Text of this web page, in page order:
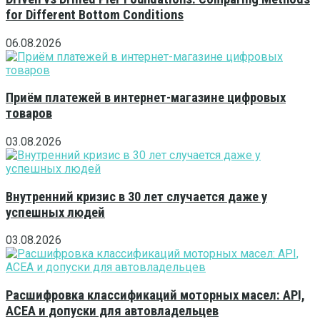
for Different Bottom Conditions
06.08.2026
Приём платежей в интернет-магазине цифровых
товаров
03.08.2026
Внутренний кризис в 30 лет случается даже у
успешных людей
03.08.2026
Расшифровка классификаций моторных масел: API,
ACEA и допуски для автовладельцев